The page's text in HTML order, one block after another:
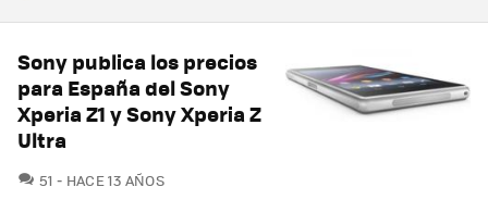
Sony publica los precios
para España del Sony
Xperia Z1 y Sony Xperia Z
Ultra
51 COMENTARIOS
HACE 13 AÑOS